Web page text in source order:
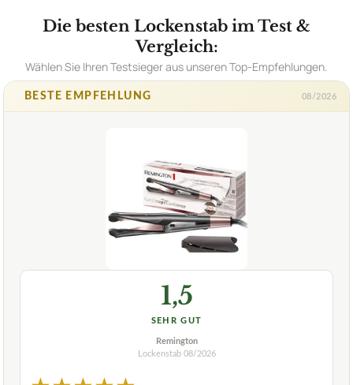
Die besten Lockenstab im Test &
Vergleich:
Wählen Sie Ihren Testsieger aus unseren Top-Empfehlungen.
BESTE EMPFEHLUNG 08/2026
1,5
SEHR GUT
Remington
Lockenstab 08/2026